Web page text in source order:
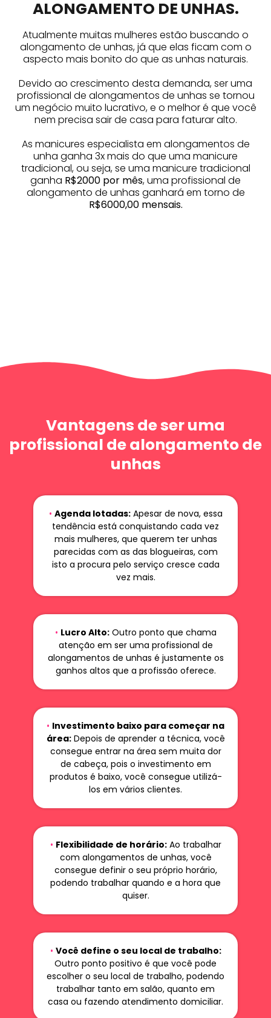
ALONGAMENTO DE UNHAS.
Atualmente muitas mulheres estão buscando o
alongamento de unhas, já que elas ficam com o
aspecto mais bonito do que as unhas naturais.
Devido ao crescimento desta demanda, ser uma
profissional de alongamentos de unhas se tornou
um negócio muito lucrativo, e o melhor é que você
nem precisa sair de casa para faturar alto.
As manicures especialista em alongamentos de
unha ganha 3x mais do que uma manicure
tradicional, ou seja, se uma manicure tradicional
ganha R$2000 por mês, uma profissional de
alongamento de unhas ganhará em torno de
R$6000,00 mensais.
Vantagens de ser uma
profissional de alongamento de
unhas
• Agenda lotadas:Apesar de nova, essa
tendência está conquistando cada vez
mais mulheres, que querem ter unhas
parecidas com as das blogueiras, com
isto a procura pelo serviço cresce cada
vez mais.
• Lucro Alto:Outro ponto que chama
atenção em ser uma profissional de
alongamentos de unhas é justamente os
ganhos altos que a profissão oferece.
• Investimento baixo para começar na
área:Depois de aprender a técnica, você
consegue entrar na área sem muita dor
de cabeça, pois o investimento em
produtos é baixo, você consegue utilizá-
los em vários clientes.
• Flexibilidade de horário:Ao trabalhar
com alongamentos de unhas, você
consegue definir o seu próprio horário,
podendo trabalhar quando e a hora que
quiser.
• Você define o seu local de trabalho:
Outro ponto positivo é que você pode
escolher o seu local de trabalho, podendo
trabalhar tanto em salão, quanto em
casa ou fazendo atendimento domiciliar.